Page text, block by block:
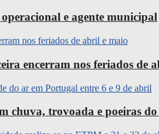
e agente municipal
encerram nos feriados de
chuva, trovoada e poeiras